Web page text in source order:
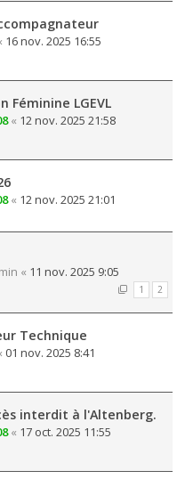
16 nov. 2025 16:55
Féminine LGEVL
« 12 nov. 2025 21:58
« 12 nov. 2025 21:01
« 11 nov. 2025 9:05
1 2
Technique
01 nov. 2025 8:41
interdit à l'Altenberg.
« 17 oct. 2025 11:55